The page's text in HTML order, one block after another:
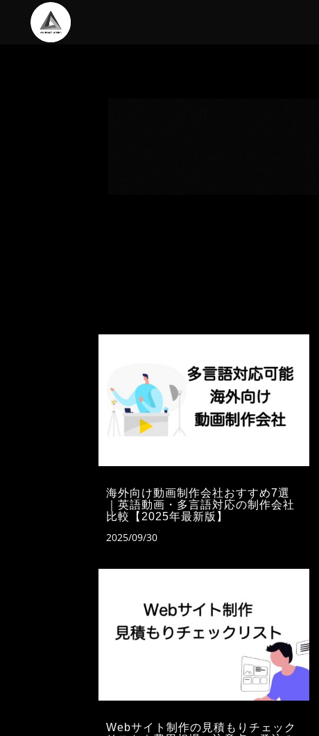
海外向け動画制作会社おすすめ7選
｜英語動画・多言語対応の制作会社
比較【2025年最新版】
2025/09/30
Webサイト制作の見積もりチェック